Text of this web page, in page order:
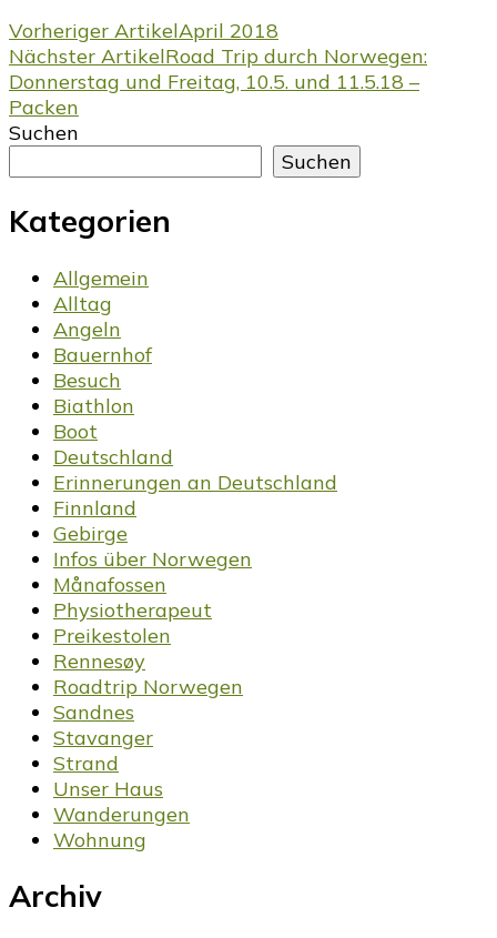
Beitragsnavigation
Vorheriger ArtikelApril 2018
Nächster ArtikelRoad Trip durch Norwegen:
Donnerstag und Freitag, 10.5. und 11.5.18 –
Packen
Suchen
Suchen
Kategorien
Allgemein
Alltag
Angeln
Bauernhof
Besuch
Biathlon
Boot
Deutschland
Erinnerungen an Deutschland
Finnland
Gebirge
Infos über Norwegen
Månafossen
Physiotherapeut
Preikestolen
Rennesøy
Roadtrip Norwegen
Sandnes
Stavanger
Strand
Unser Haus
Wanderungen
Wohnung
Archiv